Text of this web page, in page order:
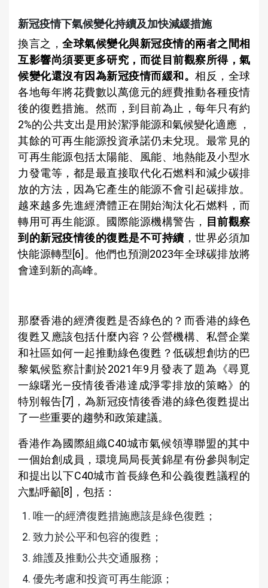
新冠疫情下氣候變化持續及加快減緩措施
換言之， 全球氣候變化與新冠疫情的兩者之間相
互影響尚須要更多研究，而從目前觀察所得，氣
候變化還沒有因為新冠疫情而緩和。 相反，全球
各地每年將花費數以萬億元的經費推動各種疫情
後的復甦措施。然而，到目前為止，每年只有約
2%的公共支出是用於潔淨能源和氣候變化適應 ，
其餘的可再生能源投資承諾仍未兌現。最常見的
可再生能源包括太陽能、風能、地熱能及小型水
力發電等，都是最直接取代化石燃料和減少碳排
放的方法，因為它產生的能源不會引起碳排放。
越來越多先進經濟體正在開始淘汰化石燃料，而
轉用可再生能源。國際能源機構警告， 目前觀察
到的新冠疫情後的復甦是不可持續，世界必須加
快能源轉型[6]。他們也預測2023年全球碳排放將
會達到新的高峰。
那麼香港的經濟復甦是否綠色的？而香港的綠色
復甦又應該包括什麼內容？公營機構、私營企業
和社區如何一起推動綠色復甦？低碳想創坊的巴
黎氣候監察計劃於2021年9月發表了題為《尋覓
一線曙光—疫情後香港達成淨零排放的策略》的
特別報告[7]，為新冠疫情後香港的綠色復甦提出
了一些重要的趨勢和政策建議。
香港作為國際組織C40城市氣候領導聯盟的其中
一個始創成員，環境局局長黃錦星有份參與制定
和提出以下C40城市首長綠色和公義復甦議程的
六點呼籲[8]，包括：
唯一的經濟復甦措施應該是綠色復甦；
致力於公平和包容的復甦；
維護及推動公共交通服務；
優先考慮和投資可再生能源；